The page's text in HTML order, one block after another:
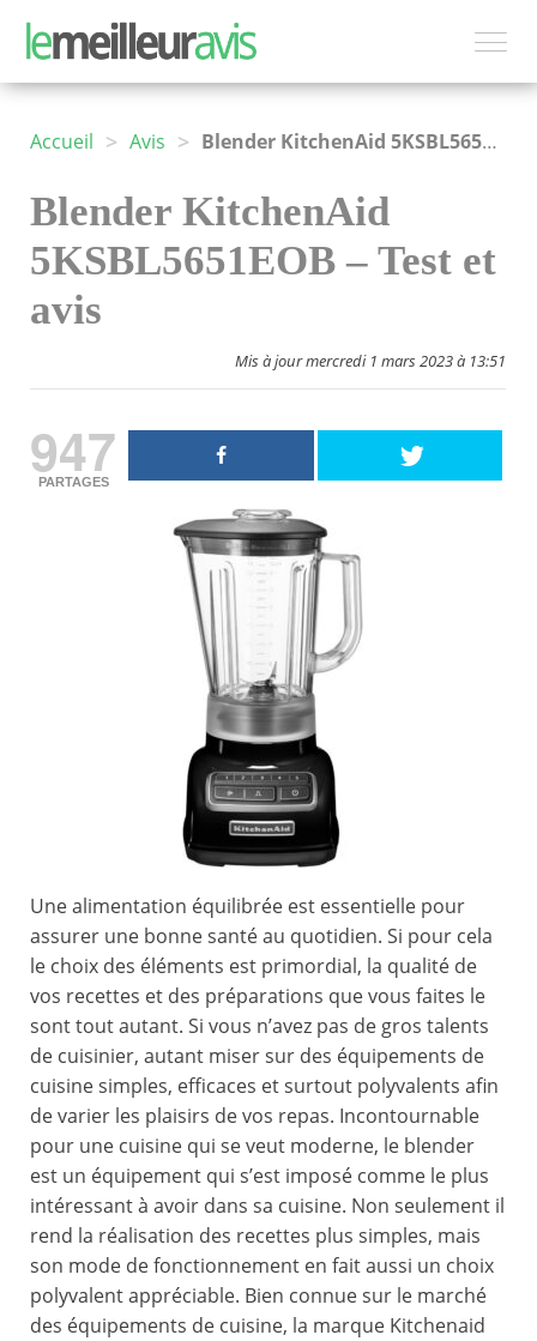
Accueil > Avis > Blender KitchenAid 5KSBL5651EOB
Blender KitchenAid
5KSBL5651EOB – Test et
avis
Mis à jour mercredi 1 mars 2023 à 13:51
947
PARTAGES
Une alimentation équilibrée est essentielle pour
assurer une bonne santé au quotidien. Si pour cela
le choix des éléments est primordial, la qualité de
vos recettes et des préparations que vous faites le
sont tout autant. Si vous n’avez pas de gros talents
de cuisinier, autant miser sur des équipements de
cuisine simples, efficaces et surtout polyvalents afin
de varier les plaisirs de vos repas. Incontournable
pour une cuisine qui se veut moderne, le blender
est un équipement qui s’est imposé comme le plus
intéressant à avoir dans sa cuisine. Non seulement il
rend la réalisation des recettes plus simples, mais
son mode de fonctionnement en fait aussi un choix
polyvalent appréciable. Bien connue sur le marché
des équipements de cuisine, la marque Kitchenaid